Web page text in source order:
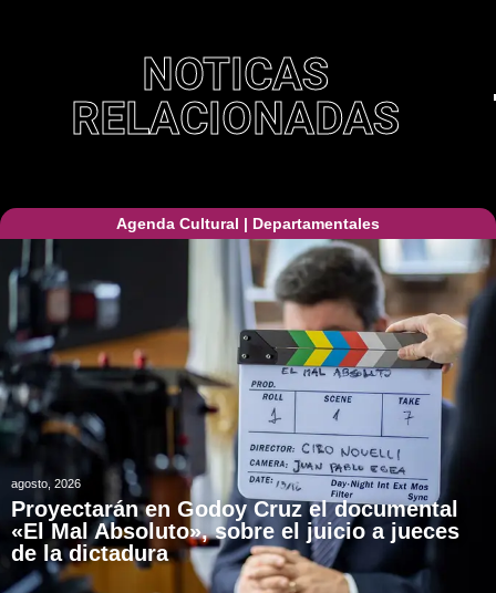
NOTICAS
RELACIONADAS
Agenda Cultural | Departamentales
agosto, 2026
Proyectarán en Godoy Cruz el documental
«El Mal Absoluto», sobre el juicio a jueces
de la dictadura